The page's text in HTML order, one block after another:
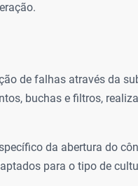
de falhas através da
buchas e filtros,
da abertura do
para o tipo de